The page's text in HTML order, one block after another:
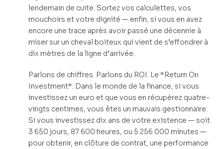
lendemain de cuite. Sortez vos calculettes, vos
mouchoirs et votre dignité — enfin, si vous en avez
encore une trace après avoir passé une décennie à
miser sur un cheval boiteux qui vient de s’effondrer à
dix mètres de la ligne d’arrivée.
Parlons de chiffres. Parlons du ROI. Le *Return On
Investment*. Dans le monde de la finance, si vous
investissez un euro et que vous en récupérez quatre-
vingts centimes, vous êtes un mauvais gestionnaire.
Si vous investissez dix ans de votre existence — soit
3 650 jours, 87 600 heures, ou 5 256 000 minutes —
pour obtenir, en clôture de contrat, une performance